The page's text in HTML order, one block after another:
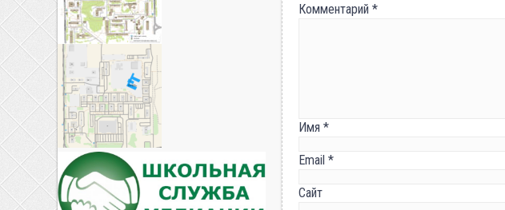
Комментарий *
Имя *
Email *
Сайт